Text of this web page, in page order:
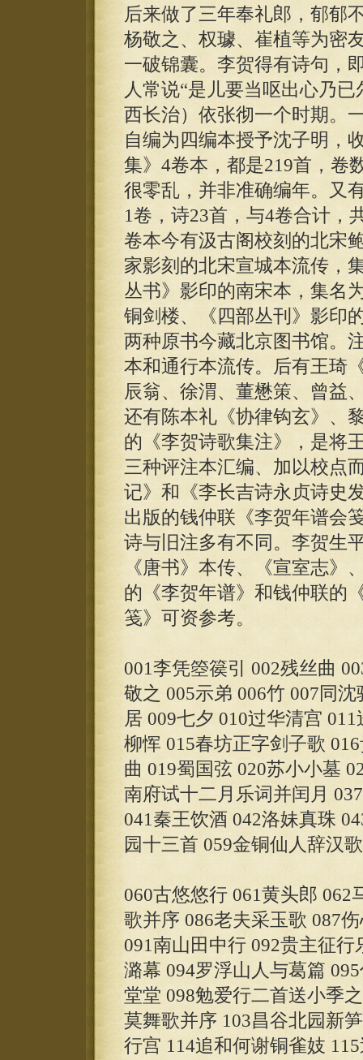
后来做了三年奉礼郎，郁郁
杨敬之、权璩、崔植等为密
一破锦囊。李贺得有诗句，
人常说“是儿要当呕出心乃
西长治）依张彻一个时期。
自编为四编本授予沈子明，
集》4卷本，都是219首，卷
很零乱，并非准确编年。又
1卷，诗23首，与4卷合计，
卷本今有汲古阁校刻的北宋
家影刻的北宋宣城本流传，
丛书》影印的南宋本，集名
铜剑楼、《四部丛刊》影印
两种原书今藏北京图书馆。
本和通行本流传。后有王琦
辰翁、徐渭、董懋策、曾益
还有陈本礼《协律钩玄》、
的《李贺诗歌集注》，是将
三种评注本汇编、加以校点
记》和《李长吉诗永贞诗史
出版的钱仲联《李贺年谱会
诗与旧注多有不同。李贺生
《唐书》本传、《宣室志》
的《李贺年谱》和钱仲联的
笺》可资参考。
001李凭箜篌引 002残丝曲
敬之 005示弟 006竹 007同
居 009七夕 010过华清宫
柳恽 015春坊正字剑子歌
曲 019蜀国弦 020苏小小墓
南府试十二月乐词并闰月
041秦王饮酒 042洛妹真珠
园十三首 059金铜仙人辞汉
060古悠悠行 061黄头郎
歌并序 086老夫采玉歌 087
091南山田中行 092贵主征
潞幕 094罗浮山人与葛篇
堂堂 098勉爱行二首送小季
莫舞歌并序 103昌谷北园新
行宫 114追和何谢铜雀妓